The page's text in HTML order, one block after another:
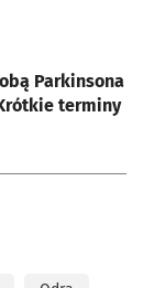
Parkinsona
terminy